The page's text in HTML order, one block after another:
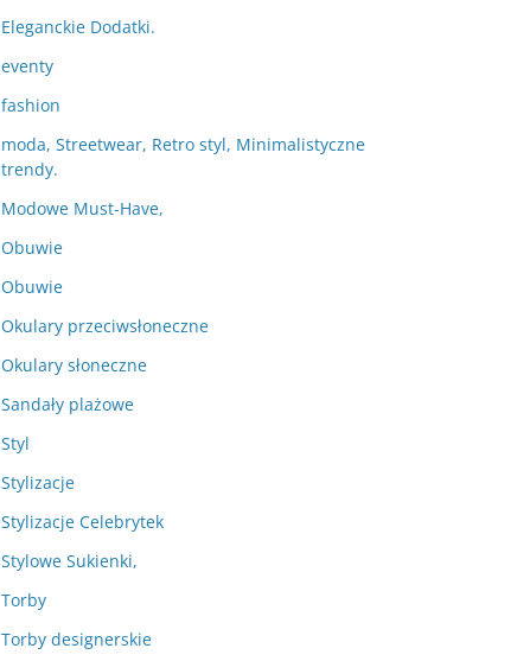
Eleganckie Dodatki.
eventy
fashion
moda, Streetwear, Retro styl, Minimalistyczne
trendy.
Modowe Must-Have,
Obuwie
Obuwie
Okulary przeciwsłoneczne
Okulary słoneczne
Sandały plażowe
Styl
Stylizacje
Stylizacje Celebrytek
Stylowe Sukienki,
Torby
Torby designerskie